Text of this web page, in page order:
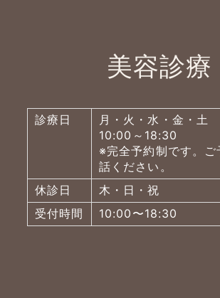
美容診療
診療日
月・火・水・金・土
10:00～18:30
※完全予約制です。ご
話ください。
休診日
木・日・祝
受付時間
10:00〜18:30